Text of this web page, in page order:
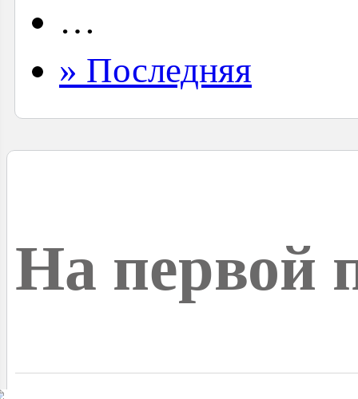
…
» Последняя
На первой